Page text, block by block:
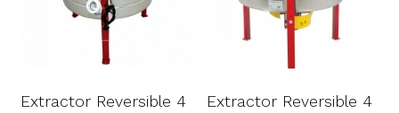
Extractor Reversible 4
Extractor Reversible 4